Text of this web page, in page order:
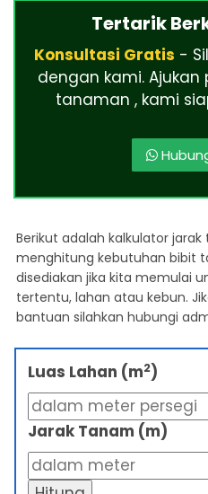
Tertarik
Konsultasi Gratis -
dengan kami.
tanaman , kami
Berikut adalah kalkulator
menghitung kebutuhan bibit
disediakan jika kita memulai
tertentu, lahan atau kebun.
bantuan silahkan hubungi
Luas Lahan (m2)
Jarak Tanam (m)